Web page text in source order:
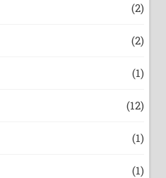
(2)
(2)
(1)
(12)
(1)
(1)